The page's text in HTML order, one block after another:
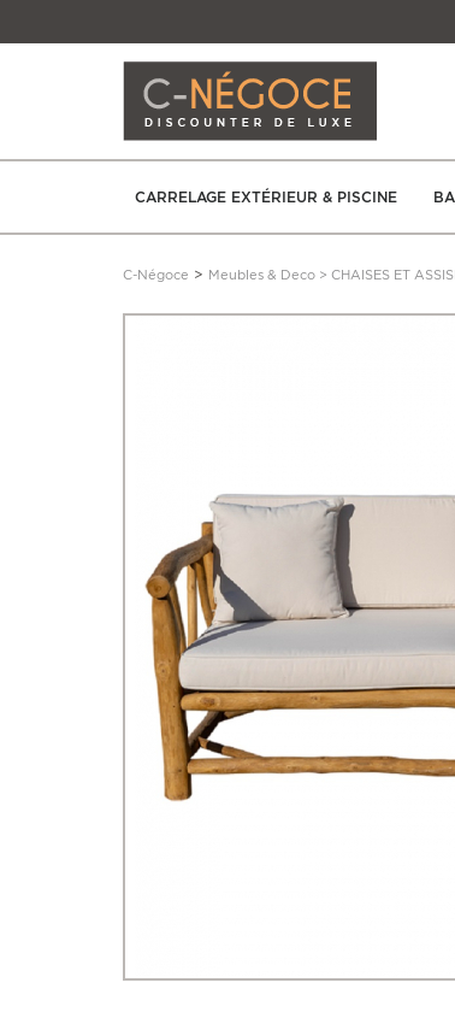
CARRELAGE EXTÉRIEUR & PISCINE
C-Négoce > Meubles & Deco > CHAISES ET